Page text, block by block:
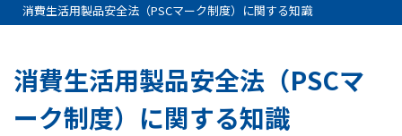
消費生活用製品安全法（PSCマーク制度）に関する知識
消費生活用製品安全法（PSCマ
ーク制度）に関する知識